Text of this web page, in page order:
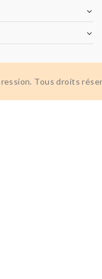
Tous droits